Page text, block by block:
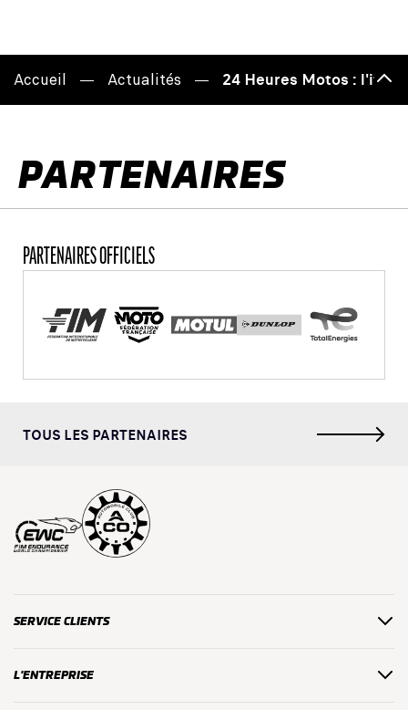
Accueil Actualités 24 Heures Motos :
Haut
page
PARTENAIRES
PARTENAIRES OFFICIELS
TOUS LES PARTENAIRES
SERVICE CLIENTS
L'ENTREPRISE